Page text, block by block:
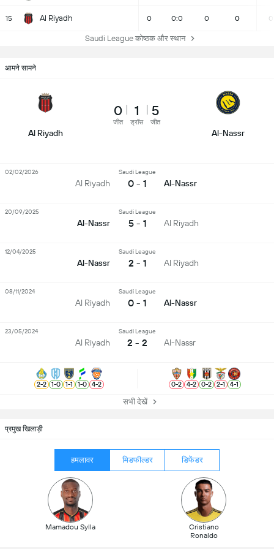
15 Al Riyadh 0 0:0 0 0 0
Saudi League कोष्ठक और स्थान
प्रमुख खिलाड़ी
हमलावर मिडफील्डर डिफेंडर
Mamadou Sylla
Cristiano
Ronaldo
आमने सामने
Al Riyadh
0
जीत
1
ड्रॉस
5
जीत
Al-Nassr
Al Riyadh
Saudi League
0 - 1 Al-Nassr
02/02/2026
Al-Nassr
Saudi League
5 - 1 Al Riyadh
20/09/2025
Al-Nassr
Saudi League
2 - 1 Al Riyadh
12/04/2025
Al Riyadh
Saudi League
0 - 1 Al-Nassr
08/11/2024
Al Riyadh
Saudi League
2 - 2 Al-Nassr
23/05/2024
2-2 1-0 1-1 1-0 4-2 0-2 4-2 0-2 2-1 4-1
सभी देखें